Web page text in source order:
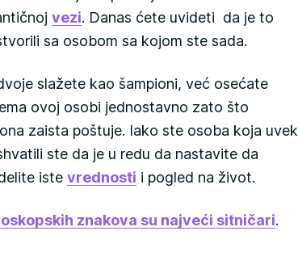
vezi. Danas ćete uvideti da je to
sa osobom sa kojom ste sada.
slažete kao šampioni, već osećate
ovoj osobi jednostavno zato što
zaista poštuje. Iako ste osoba koja uvek
ste da je u redu da nastavite da
iste vrednosti i pogled na život.
znakova su najveći sitničari.